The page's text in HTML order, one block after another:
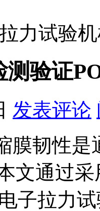
力试验
验证
发表评论
膜韧性
文通过
子拉力